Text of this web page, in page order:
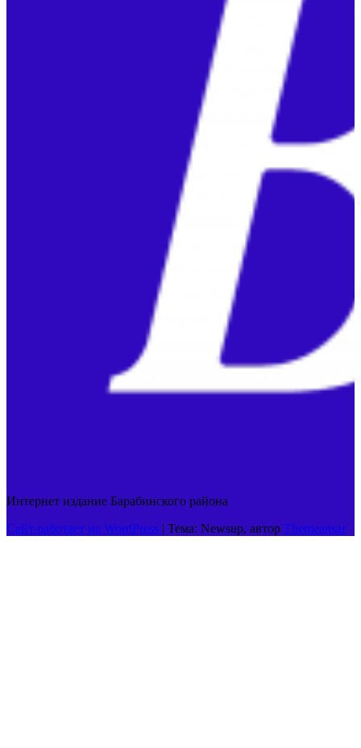
Интернет издание Барабинского района
Сайт работает на WordPress | Тема: Newsup, автор Themeansar